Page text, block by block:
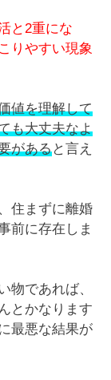
と2重にな
りやすい現象
値を理解して
も大丈夫なよ
があると言え
住まずに離婚
前に存在しま
物であれば、
とかなります
最悪な結果が